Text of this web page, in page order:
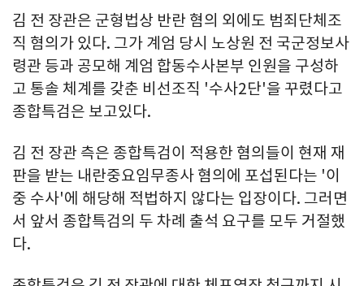
김 전 장관은 군형법상 반란 혐의 외에도 범죄단체조
직 혐의가 있다. 그가 계엄 당시 노상원 전 국군정보사
령관 등과 공모해 계엄 합동수사본부 인원을 구성하
고 통솔 체계를 갖춘 비선조직 '수사2단'을 꾸렸다고
종합특검은 보고있다.
김 전 장관 측은 종합특검이 적용한 혐의들이 현재 재
판을 받는 내란중요임무종사 혐의에 포섭된다는 '이
중 수사'에 해당해 적법하지 않다는 입장이다. 그러면
서 앞서 종합특검의 두 차례 출석 요구를 모두 거절했
다.